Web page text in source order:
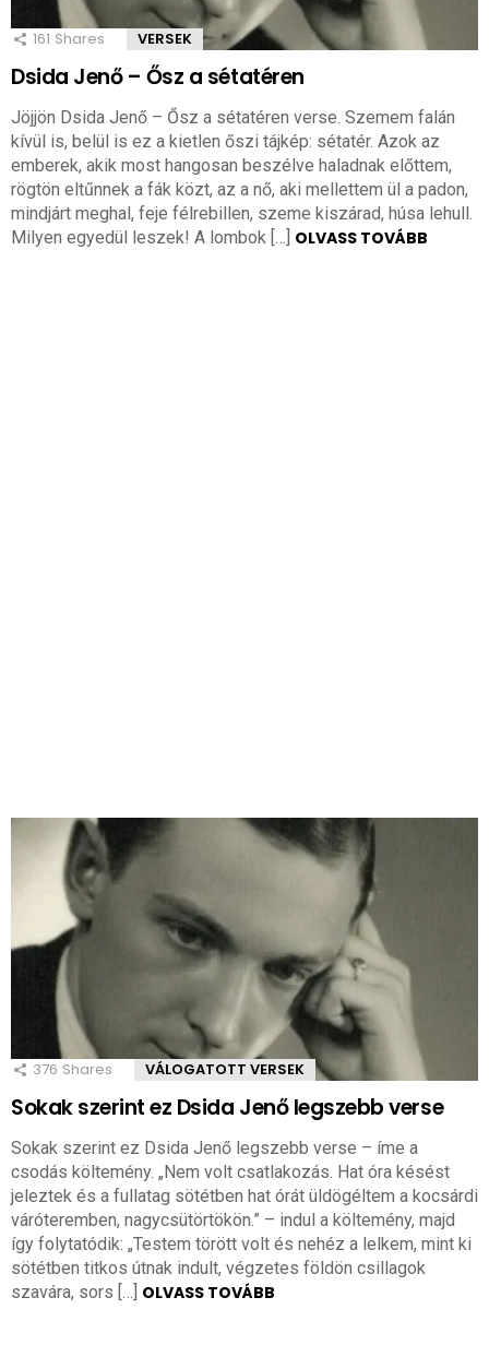
161 Shares VERSEK
Dsida Jenő – Ősz a sétatéren
Jöjjön Dsida Jenő – Ősz a sétatéren verse. Szemem falán
kívül is, belül is ez a kietlen őszi tájkép: sétatér. Azok az
emberek, akik most hangosan beszélve haladnak előttem,
rögtön eltűnnek a fák közt, az a nő, aki mellettem ül a padon,
mindjárt meghal, feje félrebillen, szeme kiszárad, húsa lehull.
Milyen egyedül leszek! A lombok […] OLVASS TOVÁBB
376 Shares VÁLOGATOTT VERSEK
Sokak szerint ez Dsida Jenő legszebb verse
Sokak szerint ez Dsida Jenő legszebb verse – íme a
csodás költemény. „Nem volt csatlakozás. Hat óra késést
jeleztek és a fullatag sötétben hat órát üldögéltem a kocsárdi
váróteremben, nagycsütörtökön.” – indul a költemény, majd
így folytatódik: „Testem törött volt és nehéz a lelkem, mint ki
sötétben titkos útnak indult, végzetes földön csillagok
szavára, sors […] OLVASS TOVÁBB